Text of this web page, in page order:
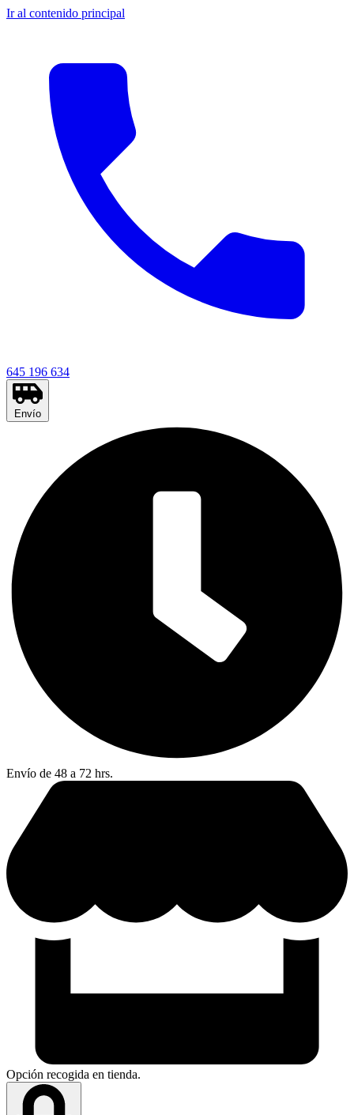
Ir al contenido principal
645 196 634
Envío
Envío de 48 a 72 hrs.
Opción recogida en tienda.